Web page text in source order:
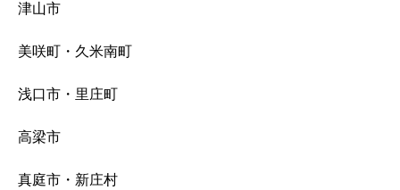
津山市
美咲町・久米南町
浅口市・里庄町
高梁市
真庭市・新庄村